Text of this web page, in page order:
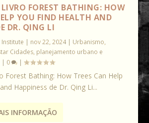
LIVRO FOREST BATHING: HOW
YOU FIND HEALTH AND
DR. QING LI
| nov 22, 2024| Urbanismo,
Cidades, planejamento urbano e
| 0 |
Forest Bathing: How Trees Can Help
Happiness de Dr. Qing Li...
INFORMAÇÃO